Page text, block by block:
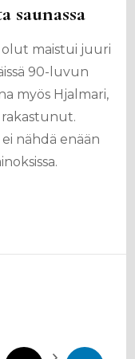
saunassa
olut maistui juuri
90-luvun
myös Hjalmari,
nähdä enään